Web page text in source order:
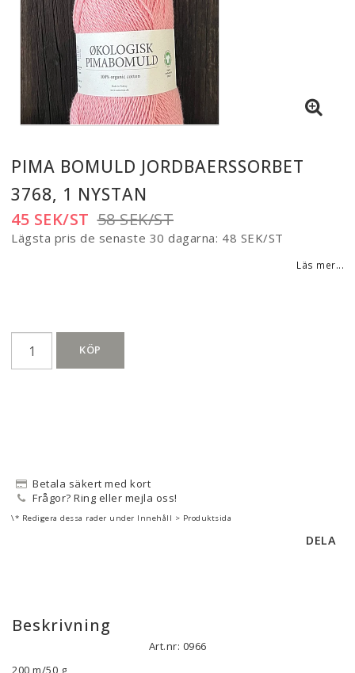
PIMA BOMULD JORDBAERSSORBET
3768, 1 NYSTAN
58 SEK/ST
45 SEK/ST
Lägsta pris de senaste 30 dagarna 48 SEK/ST
Läs mer...
KÖP
Betala säkert med kort
Frågor? Ring eller mejla oss!
\* Redigera dessa rader under Innehåll > Produktsida
DELA
Beskrivning
Art.nr: 0966
200 m/50 g